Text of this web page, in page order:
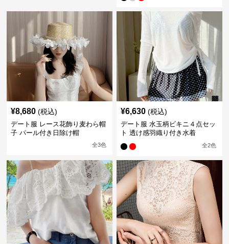
¥8,680 (税込)
デート服 レース花飾り麦わら帽
子 パール付き日除け帽
全3色
¥6,630 (税込)
デート服 水玉柄ビキニ４点セッ
ト 透け感羽織り付き水着
全2色